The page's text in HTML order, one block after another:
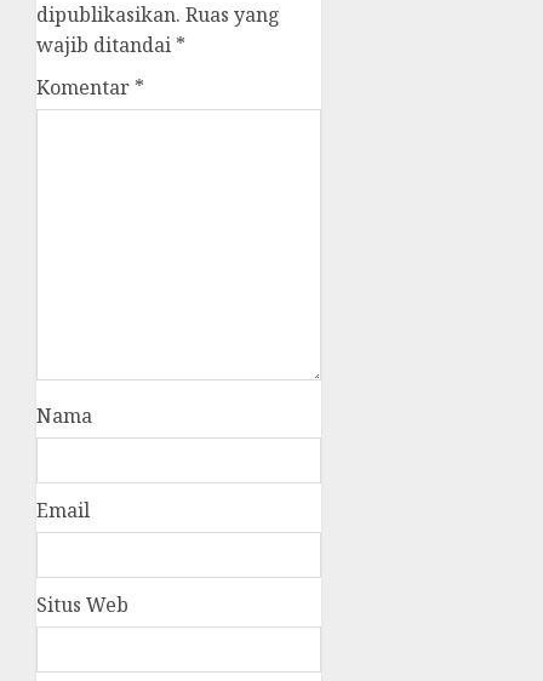
dipublikasikan. Ruas yang
wajib ditandai *
Komentar *
Nama
Email
Situs Web